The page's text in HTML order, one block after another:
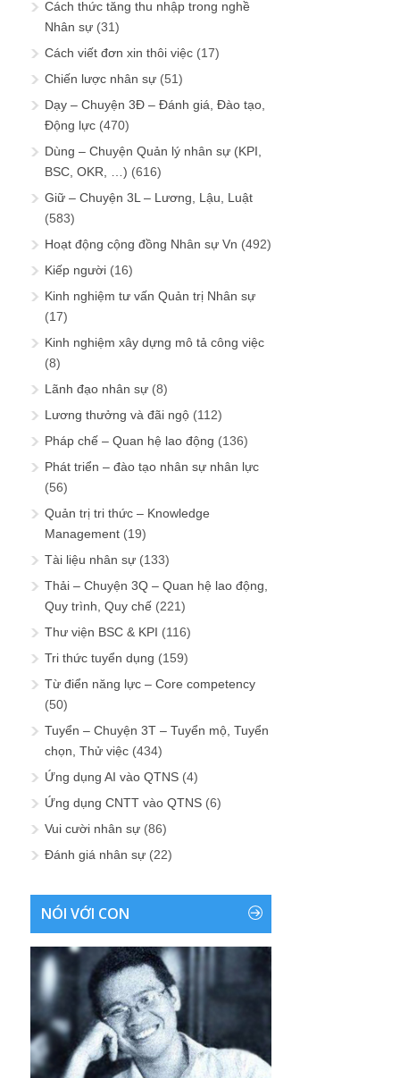
Cách thức tăng thu nhập trong nghề
Nhân sự (31)
Cách viết đơn xin thôi việc (17)
Chiến lược nhân sự (51)
Dạy – Chuyện 3Đ – Đánh giá, Đào tạo,
Động lực (470)
Dùng – Chuyện Quản lý nhân sự (KPI,
BSC, OKR, …) (616)
Giữ – Chuyện 3L – Lương, Lậu, Luật
(583)
Hoạt động cộng đồng Nhân sự Vn (492)
Kiếp người (16)
Kinh nghiệm tư vấn Quản trị Nhân sự
(17)
Kinh nghiệm xây dựng mô tả công việc
(8)
Lãnh đạo nhân sự (8)
Lương thưởng và đãi ngộ (112)
Pháp chế – Quan hệ lao động (136)
Phát triển – đào tạo nhân sự nhân lực
(56)
Quản trị tri thức – Knowledge
Management (19)
Tài liệu nhân sự (133)
Thải – Chuyện 3Q – Quan hệ lao động,
Quy trình, Quy chế (221)
Thư viện BSC & KPI (116)
Tri thức tuyển dụng (159)
Từ điển năng lực – Core competency
(50)
Tuyển – Chuyện 3T – Tuyển mộ, Tuyển
chọn, Thử việc (434)
Ứng dụng AI vào QTNS (4)
Ứng dụng CNTT vào QTNS (6)
Vui cười nhân sự (86)
Đánh giá nhân sự (22)
NÓI VỚI CON